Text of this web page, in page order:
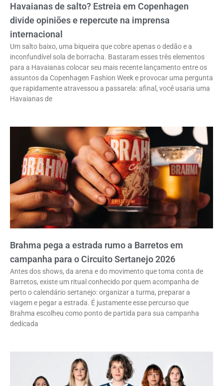
Havaianas de salto? Estreia em Copenhagen
divide opiniões e repercute na imprensa
internacional
Um salto baixo, uma biqueira que cobre apenas o dedão e a
inconfundível sola de borracha. Bastaram esses três elementos
para a Havaianas colocar seu mais recente lançamento entre os
assuntos da Copenhagen Fashion Week e provocar uma pergunta
que rapidamente atravessou a passarela: afinal, você usaria uma
Havaianas de
Brahma pega a estrada rumo a Barretos em
campanha para o Circuito Sertanejo 2026
Antes dos shows, da arena e do movimento que toma conta de
Barretos, existe um ritual conhecido por quem acompanha de
perto o calendário sertanejo: organizar a turma, preparar a
viagem e pegar a estrada. É justamente esse percurso que
Brahma escolheu como ponto de partida para sua campanha
dedicada